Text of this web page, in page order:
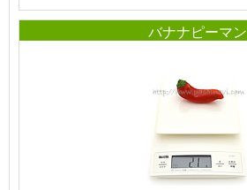
バナナピーマン